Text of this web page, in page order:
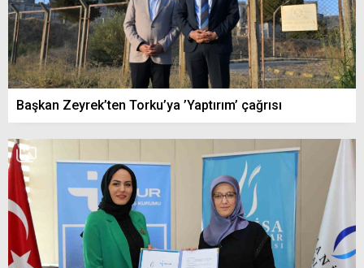
Başkan Zeyrek’ten Torku’ya ’Yaptırım’ çağrısı